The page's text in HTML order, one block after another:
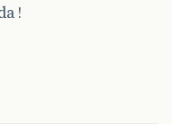
!